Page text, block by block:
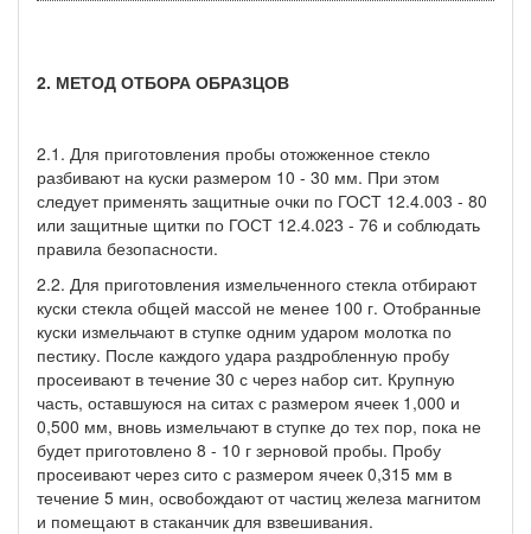
2. МЕТОД ОТБОРА ОБРАЗЦОВ
2.1. Для приготовления пробы отожженное стекло
разбивают на куски размером 10 - 30 мм. При этом
следует применять защитные очки по ГОСТ 12.4.003 - 80
или защитные щитки по ГОСТ 12.4.023 - 76 и соблюдать
правила безопасности.
2.2. Для приготовления измельченного стекла отбирают
куски стекла общей массой не менее 100 г. Отобранные
куски измельчают в ступке одним ударом молотка по
пестику. После каждого удара раздробленную пробу
просеивают в течение 30 с через набор сит. Крупную
часть, оставшуюся на ситах с размером ячеек 1,000 и
0,500 мм, вновь измельчают в ступке до тех пор, пока не
будет приготовлено 8 - 10 г зерновой пробы. Пробу
просеивают через сито с размером ячеек 0,315 мм в
течение 5 мин, освобождают от частиц железа магнитом
и помещают в стаканчик для взвешивания.